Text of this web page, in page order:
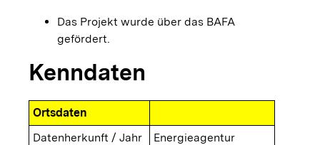
Das Projekt wurde über das BAFA
gefördert.
Kenndaten
Ortsdaten
Datenherkunft / Jahr
Energieagentur